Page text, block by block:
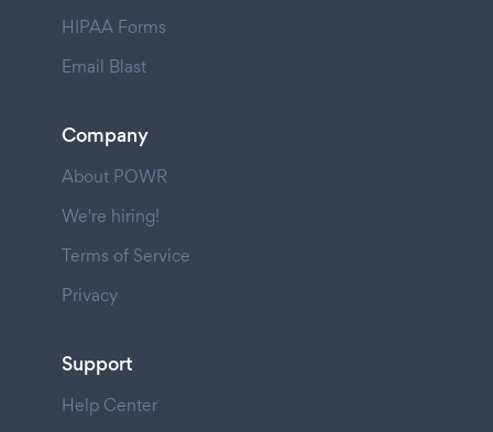
HIPAA Forms
Email Blast
Company
About POWR
We're hiring!
Terms of Service
Privacy
Support
Help Center